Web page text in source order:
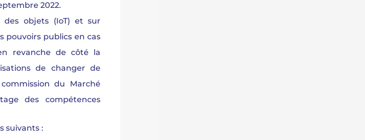
2022.
des objets (IoT) et sur
pouvoirs publics en cas
revanche de côté la
de changer de
du Marché
des compétences
suivants :